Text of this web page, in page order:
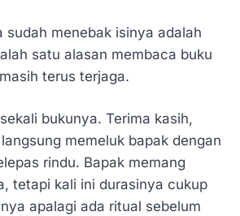
sudah menebak isinya adalah
satu alasan membaca buku
terus terjaga.
bukunya. Terima kasih,
memeluk bapak dengan
rindu. Bapak memang
tetapi kali ini durasinya cukup
apalagi ada ritual sebelum